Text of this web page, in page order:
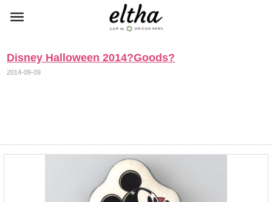
Disney Halloween 2014?Goods?
2014-09-09